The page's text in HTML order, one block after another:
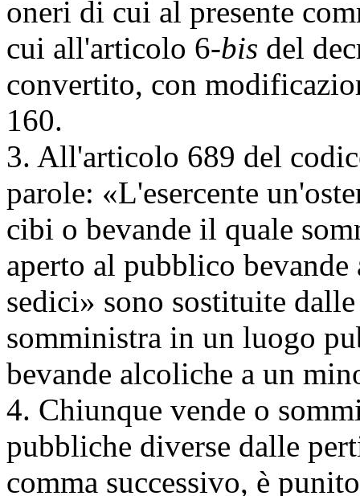
oneri di cui al presente
cui all'articolo 6-bis del
convertito, con
160.
3. All'articolo 689 del
parole: «L'esercente
cibi o bevande il quale
aperto al pubblico
sedici» sono sostituite
somministra in un luogo
bevande alcoliche a un
4. Chiunque vende o
pubbliche diverse dalle
comma successivo, è